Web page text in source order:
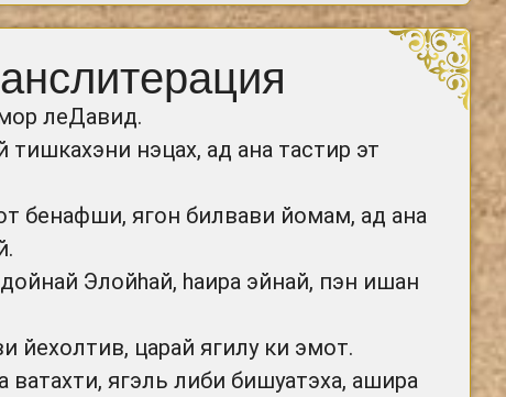
леДавид.
нэцах, ад ана тастир эт
бенафши, ягон билвави йомам, ад ана
Элойhай, hаира эйнай, пэн ишан
йехолтив, царай ягилу ки эмот.
ватахти, ягэль либи бишуатэха, ашира